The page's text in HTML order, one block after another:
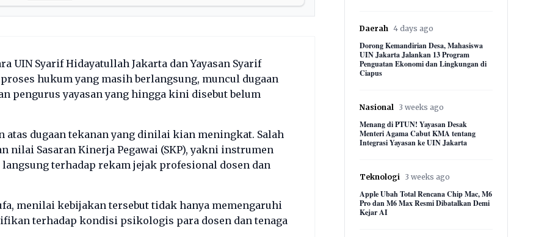
UIN Syarif Hidayatullah Jakarta dan Yayasan Syarif
hukum yang masih berlangsung, muncul dugaan
pengurus yayasan yang hingga kini disebut belum
dugaan tekanan yang dinilai kian meningkat. Salah
nilai Sasaran Kinerja Pegawai (SKP), yakni instrumen
terhadap rekam jejak profesional dosen dan
menilai kebijakan tersebut tidak hanya memengaruhi
terhadap kondisi psikologis para dosen dan tenaga
Daerah 4 days ago
Dorong Kemandirian Desa, Mahasiswa
UIN Jakarta Jalankan 13 Program
Penguatan Ekonomi dan Lingkungan di
Ciapus
Nasional 3 weeks ago
Menang di PTUN! Yayasan Desak
Menteri Agama Cabut KMA tentang
Integrasi Yayasan ke UIN Jakarta
Teknologi 3 weeks ago
Apple Ubah Total Rencana Chip Mac, M6
Pro dan M6 Max Resmi Dibatalkan Demi
Kejar AI